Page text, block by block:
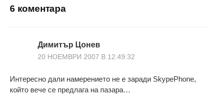
6 коментара
Димитър Цонев
20 НОЕМВРИ 2007 В 12:49:32
Интересно дали намерението не е заради SkypePhone,
който вече се предлага на пазара…